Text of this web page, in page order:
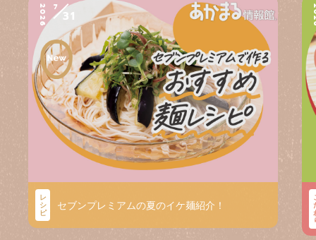
2026 7
31
レ
シ
ピ
セブンプレミアムの夏のイケ麺紹介！